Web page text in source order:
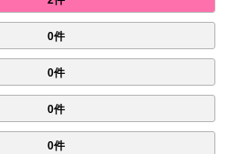
0件
0件
0件
0件